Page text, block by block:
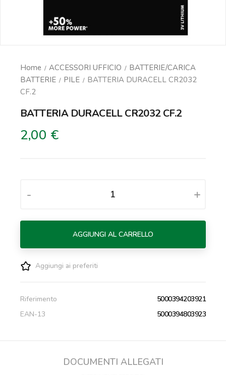
Home ACCESSORI UFFICIO
BATTERIE/CARICA
BATTERIE
PILE
BATTERIA DURACELL CR2032
CF.2
BATTERIA DURACELL CR2032 CF.2
2,00 €
- +
AGGIUNGI AL CARRELLO
Aggiungi ai preferiti
Riferimento
5000394203921
EAN-13
5000394803923
DOCUMENTI ALLEGATI